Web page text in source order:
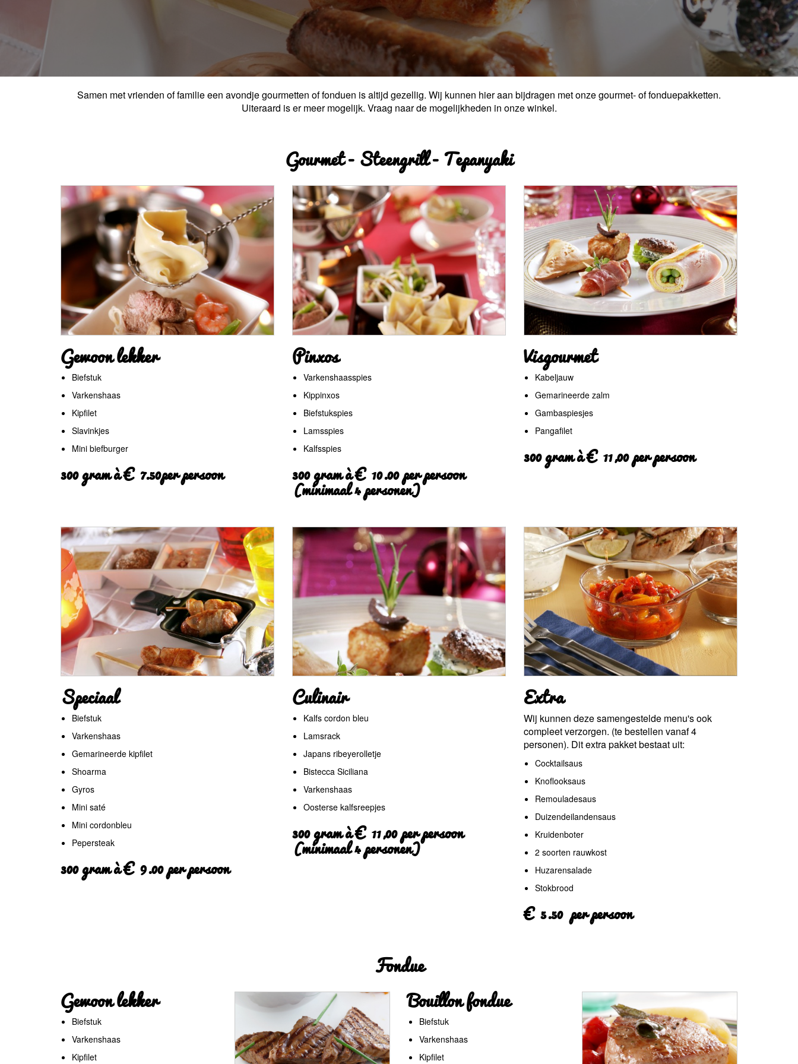
Samen met vrienden of familie een avondje gourmetten of fonduen is altijd gezellig. Wij kunnen hier aan bijdragen met onze gourmet- of fonduepakketten.
Uiteraard is er meer mogelijk. Vraag naar de mogelijkheden in onze winkel.
Gourmet - Steengrill - Tepanyaki
Gewoon lekker
Biefstuk
Varkenshaas
Kipfilet
Slavinkjes
Mini biefburger
300 gram à € 7.50per persoon
Pinxos
Varkenshaasspies
Kippinxos
Biefstukspies
Lamsspies
Kalfsspies
300 gram à € 10.00 per persoon
(minimaal 4 personen)
Visgourmet
Kabeljauw
Gemarineerde zalm
Gambaspiesjes
Pangafilet
300 gram à € 11,00 per persoon
Speciaal
Biefstuk
Varkenshaas
Gemarineerde kipfilet
Shoarma
Gyros
Mini saté
Mini cordonbleu
Pepersteak
300 gram à € 9.00 per persoon
Culinair
Kalfs cordon bleu
Lamsrack
Japans ribeyerolletje
Bistecca Siciliana
Varkenshaas
Oosterse kalfsreepjes
300 gram à € 11,00 per persoon
(minimaal 4 personen)
Extra
Wij kunnen deze samengestelde menu's ook
compleet verzorgen. (te bestellen vanaf 4
personen). Dit extra pakket bestaat uit:
Cocktailsaus
Knoflooksaus
Remouladesaus
Duizendeilandensaus
Kruidenboter
2 soorten rauwkost
Huzarensalade
Stokbrood
€ 5.50 per persoon
Fondue
Gewoon lekker
Biefstuk
Varkenshaas
Kipfilet
Bouillon fondue
Biefstuk
Varkenshaas
Kipfilet